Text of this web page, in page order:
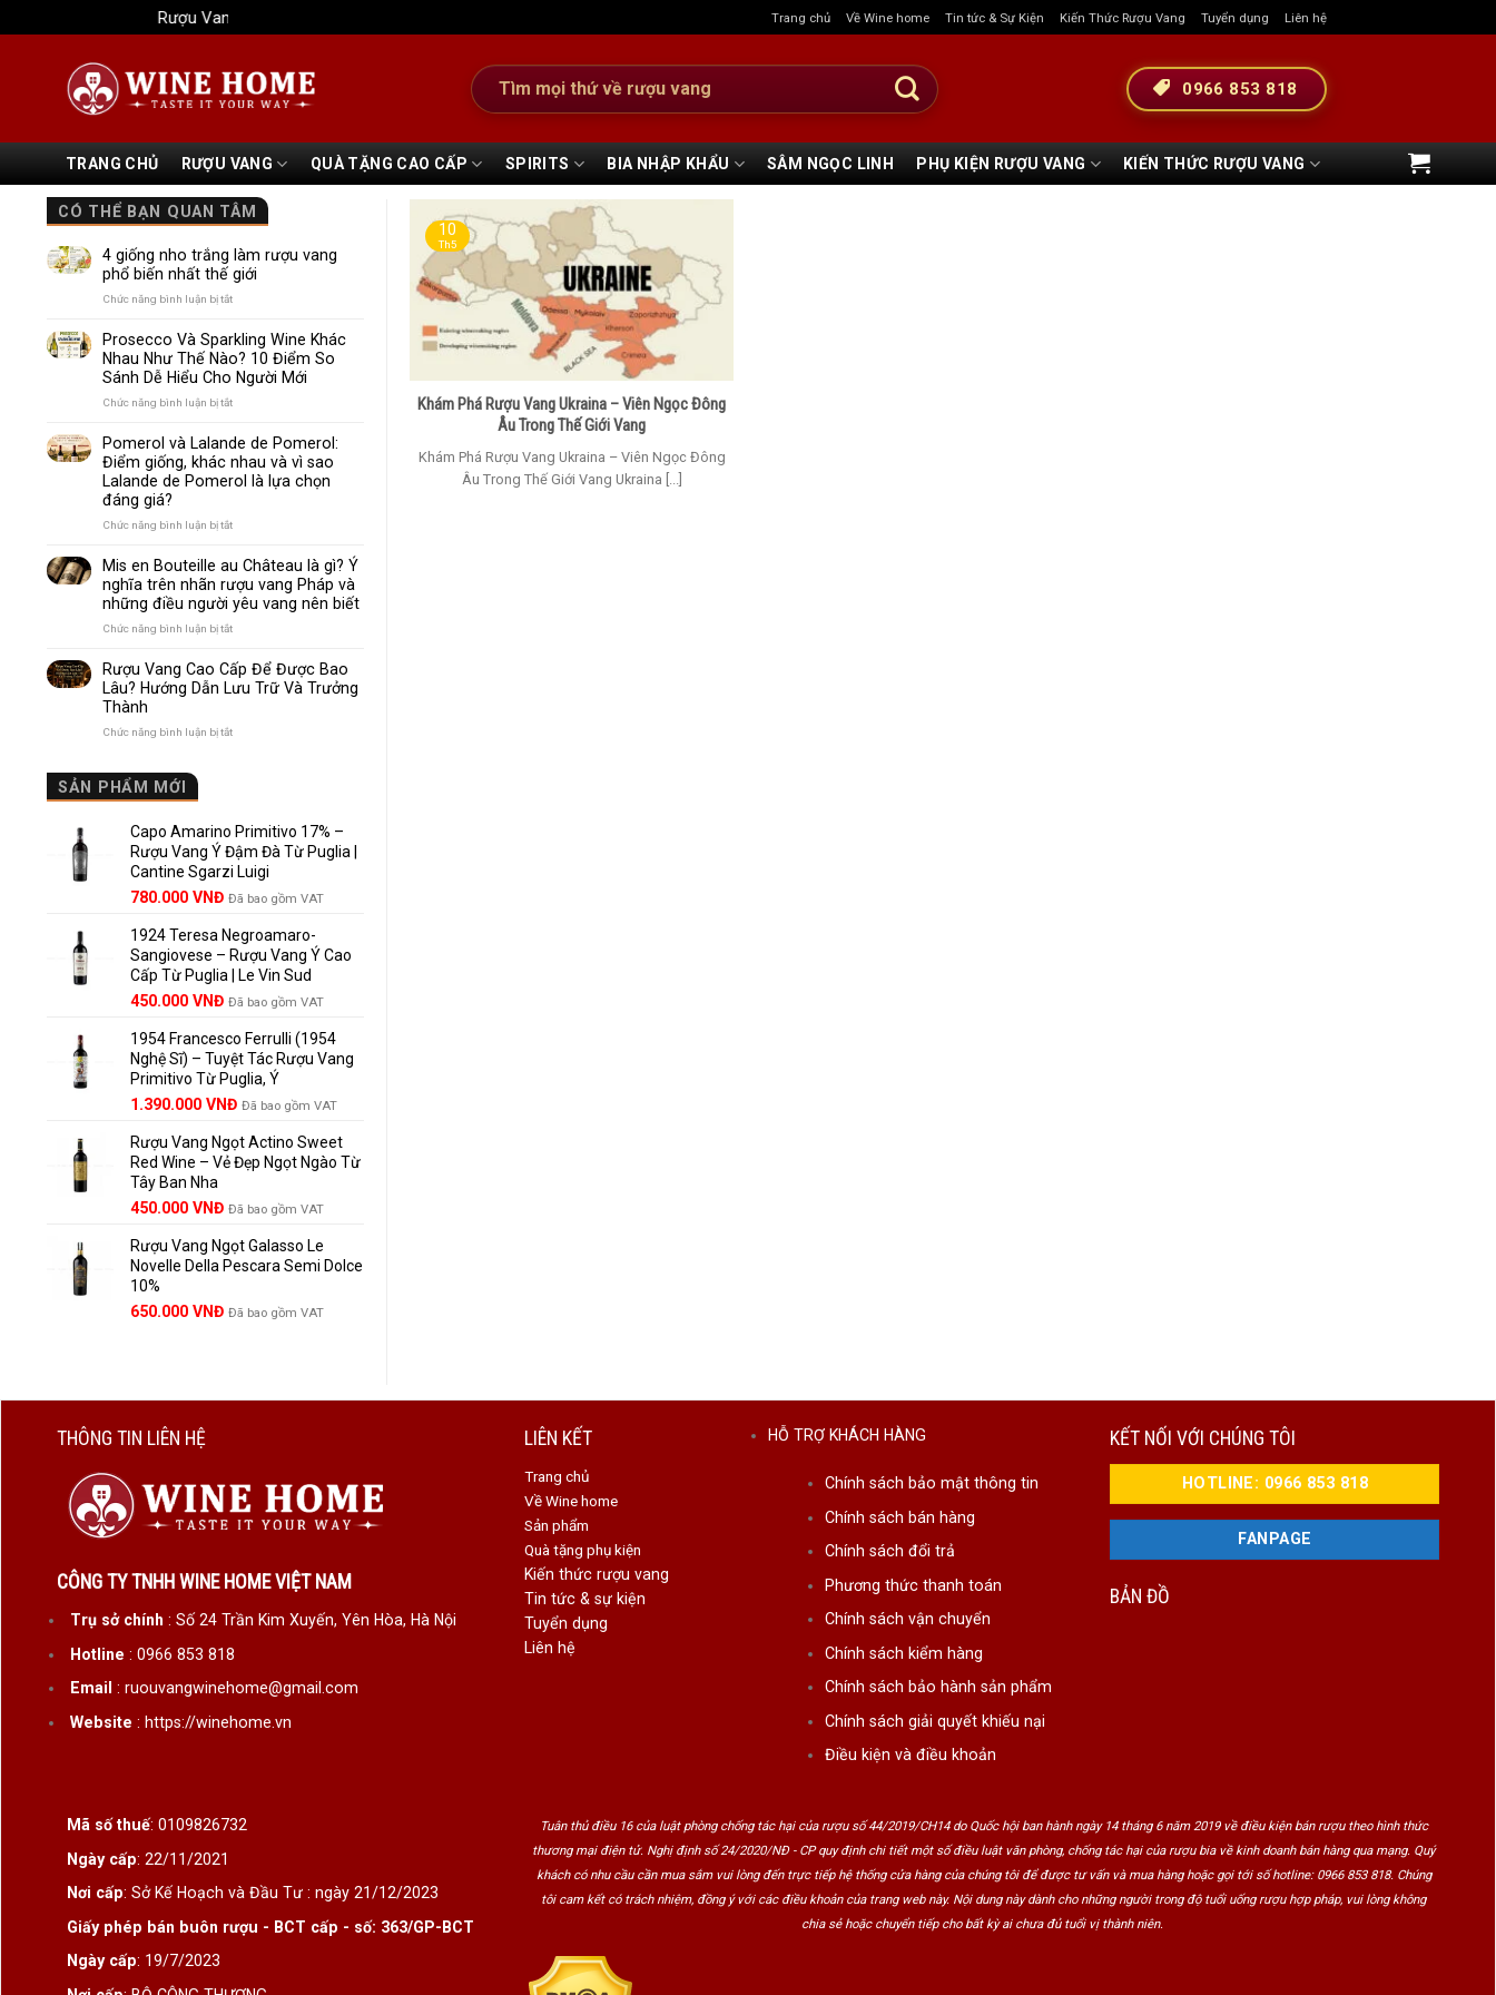
qua
Rượu Vang Wine Home Trang chủ Về Wine home Tin tức & Sự Kiện Kiến Thức Rượu Vang Tuyển dụng Liên hệ
Tìm
kiếm:
0966 853 818
TRANG CHỦ RƯỢU VANG QUÀ TẶNG CAO CẤP SPIRITS BIA NHẬP KHẨU SÂM NGỌC LINH PHỤ KIỆN RƯỢU VANG KIẾN THỨC RƯỢU VANG
CÓ THỂ BẠN QUAN TÂM
4 giống nho trắng làm rượu vang
phổ biến nhất thế giới
Chức năng bình luận bị tắtở
giống
nho
trắng
làm
biến
nhất
thế
Prosecco Và Sparkling Wine Khác
Nhau Như Thế Nào? 10 Điểm So
Sánh Dễ Hiểu Cho Người Mới
Chức năng bình luận bị tắtở
Và
Sparkling
Wine
Khác
10
Điểm
So
Dễ
Cho
Người
Pomerol và Lalande de Pomerol:
Điểm giống, khác nhau và vì sao
Lalande de Pomerol là lựa chọn
đáng giá?
Chức năng bình luận bị tắtở
Lalande
de
Pomerol:
nhau
và
chọn
đáng
giá?
Mis en Bouteille au Château là gì? Ý
nghĩa trên nhãn rượu vang Pháp và
những điều người yêu vang nên biết
Chức năng bình luận bị tắtở
en
Bouteille
au
rượu
vang
Pháp
và
những
yêu
vang
nên
Rượu Vang Cao Cấp Để Được Bao
Lâu? Hướng Dẫn Lưu Trữ Và Trưởng
Thành
Chức năng bình luận bị tắtở
Được
Bao
Lâu?
Hướng
Dẫn
Trữ
Và
Trưởng
Thành
SẢN PHẨM MỚI
Capo Amarino Primitivo 17% –
Rượu Vang Ý Đậm Đà Từ Puglia |
Cantine Sgarzi Luigi
Giá
là:
858.000 VNĐ.
780.000 VNĐGiá
tại
là:
780.000 VNĐ.
Đã bao gồm VAT
1924 Teresa Negroamaro-
Sangiovese – Rượu Vang Ý Cao
Cấp Từ Puglia | Le Vin Sud
Giá
là:
495.000 VNĐ.
450.000 VNĐGiá
tại
là:
450.000 VNĐ.
Đã bao gồm VAT
1954 Francesco Ferrulli (1954
Nghệ Sĩ) – Tuyệt Tác Rượu Vang
Primitivo Từ Puglia, Ý
Giá
là:
1.529.000 VNĐ.
1.390.000 VNĐGiá
tại
là:
Đã bao gồm VAT
Rượu Vang Ngọt Actino Sweet
Red Wine – Vẻ Đẹp Ngọt Ngào Từ
Tây Ban Nha
450.000 VNĐ Đã bao gồm VAT
Rượu Vang Ngọt Galasso Le
Novelle Della Pescara Semi Dolce
10%
650.000 VNĐ Đã bao gồm VAT
Khám Phá Rượu Vang Ukraina – Viên Ngọc Đông
Âu Trong Thế Giới Vang
Khám Phá Rượu Vang Ukraina – Viên Ngọc Đông
Âu Trong Thế Giới Vang Ukraina [...]
10
Th5
THÔNG TIN LIÊN HỆ
CÔNG TY TNHH WINE HOME VIỆT NAM
Trụ sở chính : Số 24 Trần Kim Xuyến, Yên Hòa, Hà Nội
Hotline : 0966 853 818
Email : ruouvangwinehome@gmail.com
Website : https://winehome.vn
LIÊN KẾT
Trang chủ
Về Wine home
Sản phẩm
Quà tặng phụ kiện
Kiến thức rượu vang
Tin tức & sự kiện
Tuyển dụng
Liên hệ
HỖ TRỢ KHÁCH HÀNG
Chính sách bảo mật thông tin
Chính sách bán hàng
Chính sách đổi trả
Phương thức thanh toán
Chính sách vận chuyển
Chính sách kiểm hàng
Chính sách bảo hành sản phẩm
Chính sách giải quyết khiếu nại
Điều kiện và điều khoản
KẾT NỐI VỚI CHÚNG TÔI
HOTLINE: 0966 853 818
FANPAGE
BẢN ĐỒ
Mã số thuế: 0109826732
Ngày cấp: 22/11/2021
Nơi cấp: Sở Kế Hoạch và Đầu Tư : ngày 21/12/2023
Giấy phép bán buôn rượu - BCT cấp - số: 363/GP-BCT
Ngày cấp: 19/7/2023
Tuân thủ điều 16 của luật phòng chống tác hại của rượu số 44/2019/CH14 do Quốc hội ban hành ngày 14 tháng 6 năm 2019 về điều kiện bán rượu theo hình thức
thương mại điện tử. Nghị định số 24/2020/NĐ - CP quy định chi tiết một số điều luật văn phòng, chống tác hại của rượu bia về kinh doanh bán hàng qua mạng. Quý
khách có nhu cầu cần mua sắm vui lòng đến trực tiếp hệ thống cửa hàng của chúng tôi để được tư vấn và mua hàng hoặc gọi tới số hotline: 0966 853 818. Chúng
tôi cam kết có trách nhiệm, đồng ý với các điều khoản của trang web này. Nội dung này dành cho những người trong độ tuổi uống rượu hợp pháp, vui lòng không
chia sẻ hoặc chuyển tiếp cho bất kỳ ai chưa đủ tuổi vị thành niên.